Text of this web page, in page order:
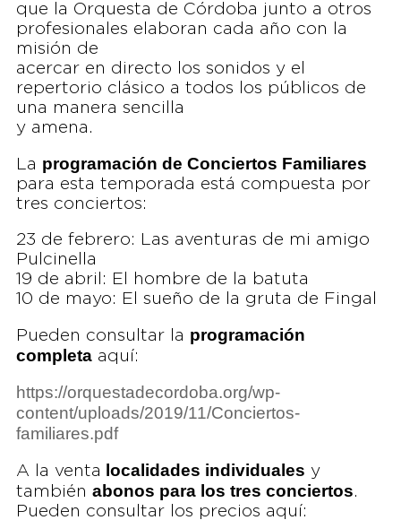
que la Orquesta de Córdoba junto a otros
profesionales elaboran cada año con la
misión de
acercar en directo los sonidos y el
repertorio clásico a todos los públicos de
una manera sencilla
y amena.
La programación de Conciertos Familiares
para esta temporada está compuesta por
tres conciertos:
23 de febrero: Las aventuras de mi amigo
Pulcinella
19 de abril: El hombre de la batuta
10 de mayo: El sueño de la gruta de Fingal
Pueden consultar la programación
completaaquí:
https://orquestadecordoba.org/wp-
content/uploads/2019/11/Conciertos-
familiares.pdf
A la venta localidades individuales y
también abonos para los tres conciertos.
Pueden consultar los precios aquí: